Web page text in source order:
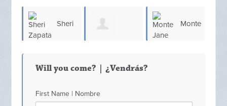
Sheri Monte
Will you come? | ¿Vendrás?
First Name | Nombre